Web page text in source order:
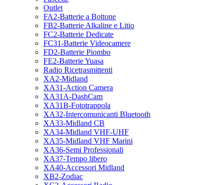
Outlet
FA2-Batterie a Bottone
FB2-Batterie Alkaline e Litio
FC2-Batterie Dedicate
FC31-Batterie Videocamere
FD2-Batterie Piombo
FE2-Batterie Yuasa
Radio Ricetrasmittenti
XA2-Midland
XA31-Action Camera
XA31A-DashCam
XA31B-Fototrappola
XA32-Intercomunicanti Bluetooth
XA33-Midland CB
XA34-Midland VHF-UHF
XA35-Midland VHF Marini
XA36-Semi Professionali
XA37-Tempo libero
XA40-Accessori Midland
XB2-Zodiac